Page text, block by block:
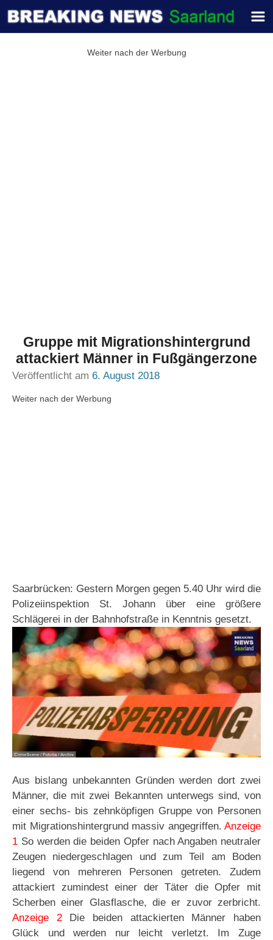
Weiter nach der Werbung
Gruppe mit Migrationshintergrund
attackiert Männer in Fußgängerzone
Veröffentlicht am 6. August 2018
Weiter nach der Werbung
Saarbrücken: Gestern Morgen gegen 5.40 Uhr wird die
Polizeiinspektion St. Johann über eine größere
Schlägerei in der Bahnhofstraße in Kenntnis gesetzt.
Aus bislang unbekannten Gründen werden dort zwei
Männer, die mit zwei Bekannten unterwegs sind, von
einer sechs- bis zehnköpfigen Gruppe von Personen
mit Migrationshintergrund massiv angegriffen. Anzeige
1 So werden die beiden Opfer nach Angaben neutraler
Zeugen niedergeschlagen und zum Teil am Boden
liegend von mehreren Personen getreten. Zudem
attackiert zumindest einer der Täter die Opfer mit
Scherben einer Glasflasche, die er zuvor zerbricht.
Anzeige 2Die beiden attackierten Männer haben
Glück und werden nur leicht verletzt. Im Zuge